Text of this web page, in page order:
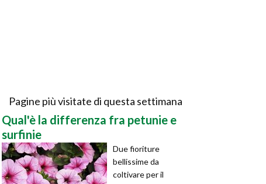
Pagine più visitate di questa settimana
Qual'è la differenza fra petunie e
surfinie
Due fioriture
bellissime da
coltivare per il